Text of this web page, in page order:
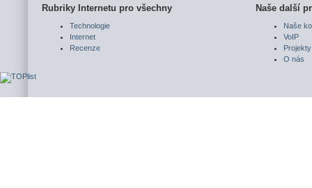
Rubriky Internetu pro všechny
Technologie
Internet
Recenze
Naše další
Naše
VoIP
Projekty
O nás